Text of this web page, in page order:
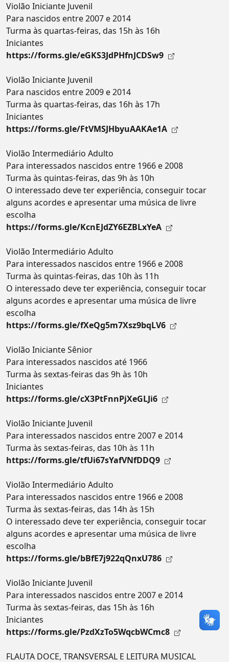
Violão Iniciante Juvenil
Para nascidos entre 2007 e 2014
Turma às quartas-feiras, das 15h às 16h
Iniciantes
https://forms.gle/eGKS3JdPHfnJCDSw9
Violão Iniciante Juvenil
Para nascidos entre 2009 e 2014
Turma às quartas-feiras, das 16h às 17h
Iniciantes
https://forms.gle/FtVMSJHbyuAAKAe1A
Violão Intermediário Adulto
Para interessados nascidos entre 1966 e 2008
Turma às quintas-feiras, das 9h às 10h
O interessado deve ter experiência, conseguir tocar
alguns acordes e apresentar uma música de livre
escolha
https://forms.gle/KcnEJdZY6EZBLxYeA
Violão Intermediário Adulto
Para interessados nascidos entre 1966 e 2008
Turma às quintas-feiras, das 10h às 11h
O interessado deve ter experiência, conseguir tocar
alguns acordes e apresentar uma música de livre
escolha
https://forms.gle/fXeQg5m7Xsz9bqLV6
Violão Iniciante Sênior
Para interessados nascidos até 1966
Turma às sextas-feiras das 9h às 10h
Iniciantes
https://forms.gle/cX3PtFnnPjXeGLJi6
Violão Iniciante Juvenil
Para interessados nascidos entre 2007 e 2014
Turma às sextas-feiras, das 10h às 11h
https://forms.gle/tfUi67sYafVNfDDQ9
Violão Intermediário Adulto
Para interessados nascidos entre 1966 e 2008
Turma às sextas-feiras, das 14h às 15h
O interessado deve ter experiência, conseguir tocar
alguns acordes e apresentar uma música de livre
escolha
https://forms.gle/bBfE7j922qQnxU786
Violão Iniciante Juvenil
Para interessados nascidos entre 2007 e 2014
Turma às sextas-feiras, das 15h às 16h
Iniciantes
https://forms.gle/PzdXzTo5WqcbWCmc8
FLAUTA DOCE, TRANSVERSAL E LEITURA MUSICAL